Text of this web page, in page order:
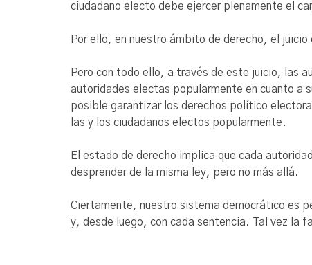
ciudadano electo debe ejercer plenamente el
Por ello, en nuestro ámbito de derecho, el
Pero con todo ello, a través de este juicio, las
autoridades electas popularmente en cuanto a
posible garantizar los derechos político
las y los ciudadanos electos popularmente.
El estado de derecho implica que cada
desprender de la misma ley, pero no más allá.
Ciertamente, nuestro sistema democrático es
y, desde luego, con cada sentencia. Tal vez la